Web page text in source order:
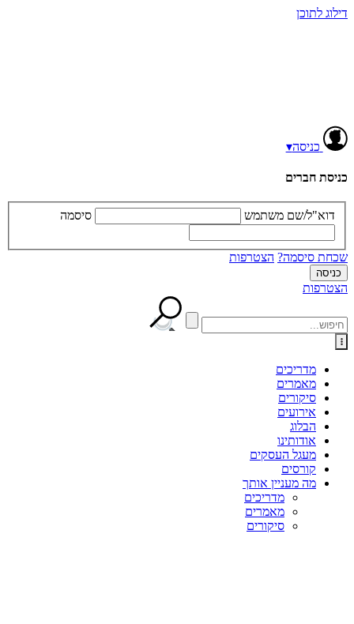
דילוג לתוכן
כניסה▾
כניסת חברים
דוא"ל/שם משתמש סיסמה
שכחת סיסמה? הצטרפות
הצטרפות
מדריכים
מאמרים
סיקורים
אירועים
הבלוג
אודותינו
מעגל העסקים
קורסים
מה מעניין אותך
מדריכים
מאמרים
סיקורים